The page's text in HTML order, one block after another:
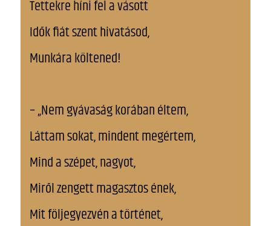
Tettekre híni fel a vásott
Idők fiát szent hivatásod,
Munkára költened!
– „Nem gyávaság korában éltem,
Láttam sokat, mindent megértem,
Mind a szépet, nagyot,
Miről zengett magasztos ének,
Mit följegyezvén a történet,